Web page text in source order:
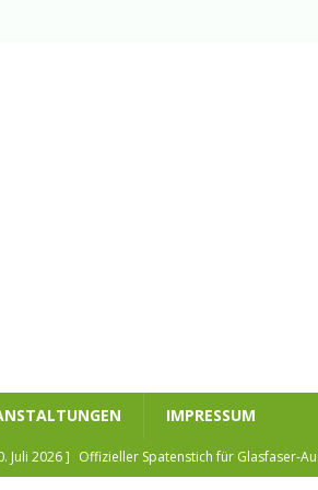
IMPRESSUM
Juli 2026 ] Offizieller Spatenstich für Glasfaser-